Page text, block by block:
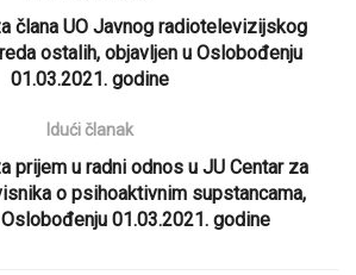
člana UO Javnog radiotelevizijskog
ostalih, objavljen u Oslobođenju
01.03.2021. godine
Idući članak
prijem u radni odnos u JU Centar za
o psihoaktivnim supstancama,
01.03.2021. godine